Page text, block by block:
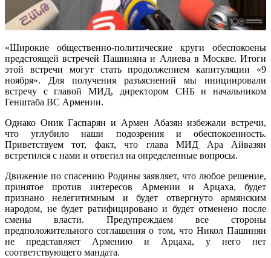
«Широкие общественно-политические круги обеспокоены
предстоящей встречей Пашиняна и Алиева в Москве. Итоги
этой встречи могут стать продолжением капитуляции «9
ноября». Для получения разъяснений мы инициировали
встречу с главой МИД, директором СНБ и начальником
Генштаба ВС Армении.
Однако Оник Гаспарян и Армен Абазян избежали встречи,
что углубило наши подозрения и обеспокоенность.
Приветствуем тот, факт, что глава МИД Ара Айвазян
встретился с нами и ответил на определенные вопросы.
Движение по спасению Родины заявляет, что любое решение,
принятое против интересов Армении и Арцаха, будет
признано нелегитимным и будет отвергнуто армянским
народом, не будет ратифицировано и будет отменено после
смены власти. Предупреждаем все стороны
предположительного соглашения о том, что Никол Пашинян
не представляет Армению и Арцаха, у него нет
соответствующего мандата.